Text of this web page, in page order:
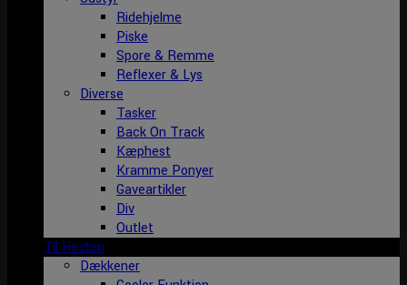
Ridehjelme
Piske
Spore & Remme
Reflexer & Lys
Diverse
Tasker
Back On Track
Kæphest
Kramme Ponyer
Gaveartikler
Div
Outlet
Til Hesten
Dækkener